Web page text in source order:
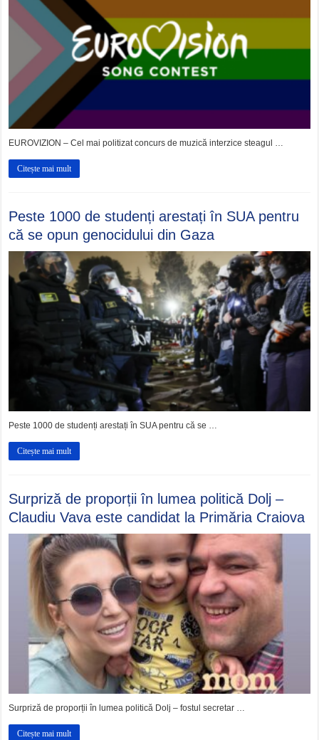
EUROVIZION – Cel mai politizat concurs de muzică interzice steagul …
Citește mai mult
Peste 1000 de studenți arestați în SUA pentru
că se opun genocidului din Gaza
Peste 1000 de studenți arestați în SUA pentru că se …
Citește mai mult
Surpriză de proporții în lumea politică Dolj –
Claudiu Vava este candidat la Primăria Craiova
Surpriză de proporții în lumea politică Dolj – fostul secretar …
Citește mai mult